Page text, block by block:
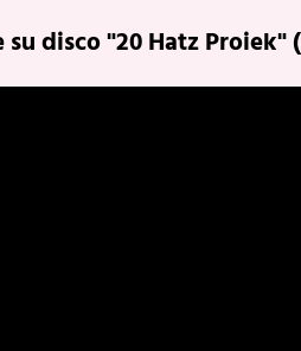
su disco "20 Hatz Proiek"